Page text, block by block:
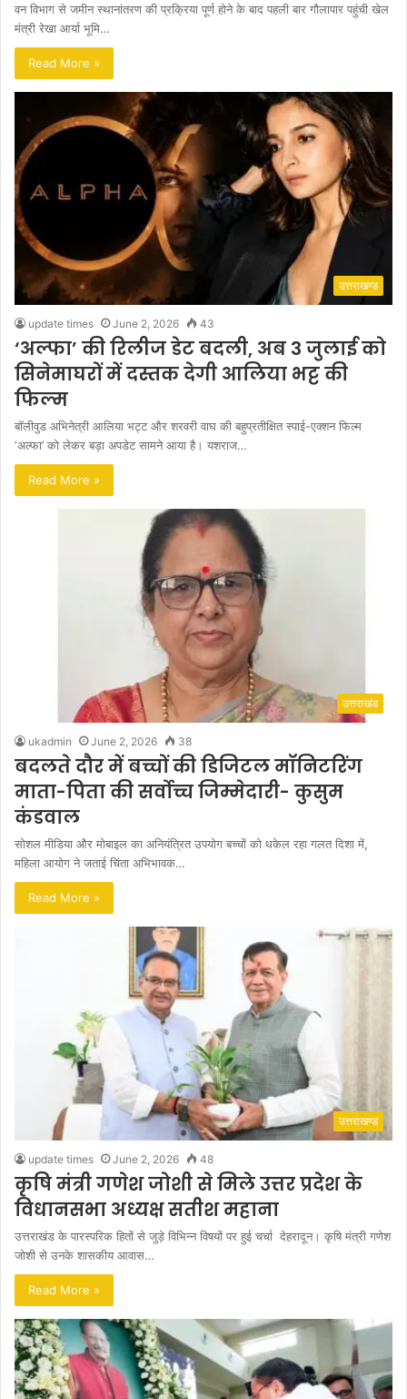
वन विभाग से जमीन स्थानांतरण की प्रक्रिया पूर्ण होने के बाद पहली बार गौलापार पहुंची खेल
मंत्री रेखा आर्या भूमि…
Read More »
उत्तराखण्ड
update times June 2, 2026 43
‘अल्फा’ की रिलीज डेट बदली, अब 3 जुलाई को
सिनेमाघरों में दस्तक देगी आलिया भट्ट की
फिल्म
बॉलीवुड अभिनेत्री आलिया भट्ट और शरवरी वाघ की बहुप्रतीक्षित स्पाई-एक्शन फिल्म
‘अल्फा’ को लेकर बड़ा अपडेट सामने आया है। यशराज…
Read More »
उत्तराखंड
ukadmin June 2, 2026 38
बदलते दौर में बच्चों की डिजिटल मॉनिटरिंग
माता-पिता की सर्वोच्च जिम्मेदारी- कुसुम
कंडवाल
​सोशल मीडिया और मोबाइल का अनियंत्रित उपयोग बच्चों को धकेल रहा गलत दिशा में,
महिला आयोग ने जताई चिंता ​अभिभावक…
Read More »
उत्तराखण्ड
update times June 2, 2026 48
कृषि मंत्री गणेश जोशी से मिले उत्तर प्रदेश के
विधानसभा अध्यक्ष सतीश महाना
उत्तराखंड के पारस्परिक हितों से जुड़े विभिन्न विषयों पर हुई चर्चा देहरादून। कृषि मंत्री गणेश
जोशी से उनके शासकीय आवास…
Read More »